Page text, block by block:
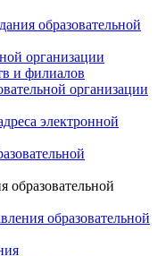
образовательной
организации
и филиалов
организации
электронной
образовательной
образовательной